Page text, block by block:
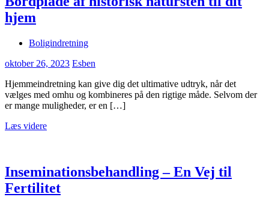
hjem
Boligindretning
oktober 26, 2023 Esben
Hjemmeindretning kan give dig det ultimative udtryk, når det
vælges med omhu og kombineres på den rigtige måde. Selvom der
er mange muligheder, er en […]
Læs videre
Inseminationsbehandling – En Vej til
Fertilitet